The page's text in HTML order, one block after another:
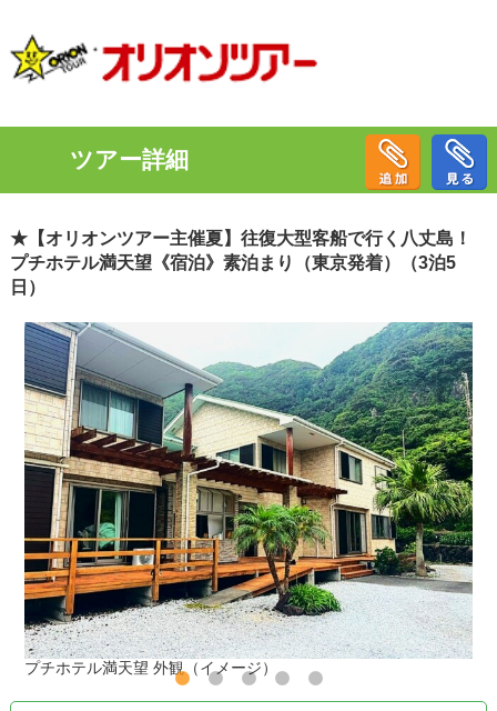
ツアー詳細
★【オリオンツアー主催夏】往復大型客船で行く八丈島！
プチホテル満天望《宿泊》素泊まり（東京発着）（3泊5
日）
プチホテル満天望 外観（イメージ）